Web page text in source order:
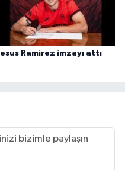
Jesus Ramirez imzayı attı